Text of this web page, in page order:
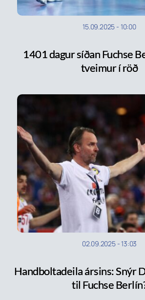
15.09.2025 - 10:00
1401 dagur síðan Fuchse
tveimur í röð
02.09.2025-13:03
Handboltadeila ársins: Snýr
til Fuchse